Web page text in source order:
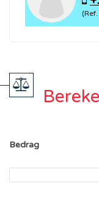
Bedrag